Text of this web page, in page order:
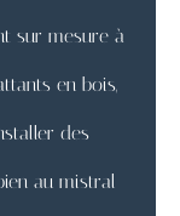
sur mesure à
en bois,
des
au mistral